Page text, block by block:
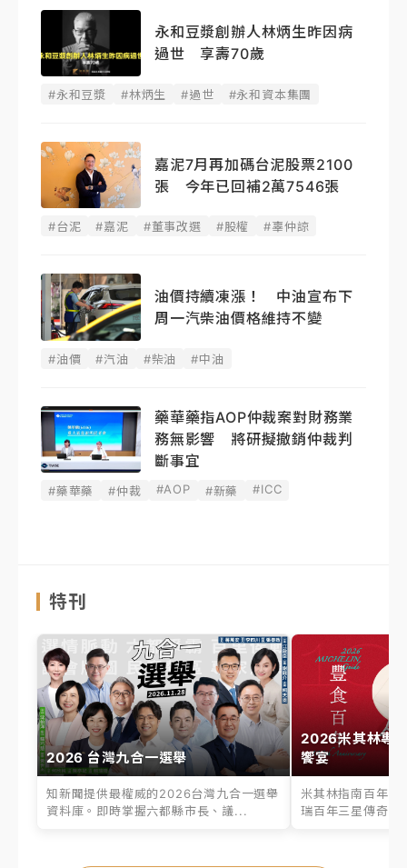
永和豆漿創辦人林炳生昨因病
過世 享壽70歲
#永和豆漿 #林炳生 #過世 #永和資本集團
嘉泥7月再加碼台泥股票2100
張 今年已回補2萬7546張
#台泥 #嘉泥 #董事改選 #股權 #辜仲諒
油價持續凍漲！ 中油宣布下
周一汽柴油價格維持不變
#油價 #汽油 #柴油 #中油
藥華藥指AOP仲裁案對財務業
務無影響 將研擬撤銷仲裁判
斷事宜
#藥華藥 #仲裁 #AOP #新藥 #ICC
特刊
2026 台灣九合一選舉
知新聞提供最權威的2026台灣九合一選舉
資料庫。即時掌握六都縣市長、議...
2026米其林專
饗宴
米其林指南百年之
瑞百年三星傳奇、